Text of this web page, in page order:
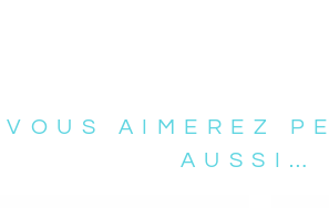
VOUS AIMEREZ
AUSSI…